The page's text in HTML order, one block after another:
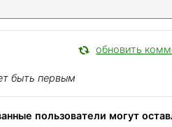
обновить
быть первым
пользователи могут